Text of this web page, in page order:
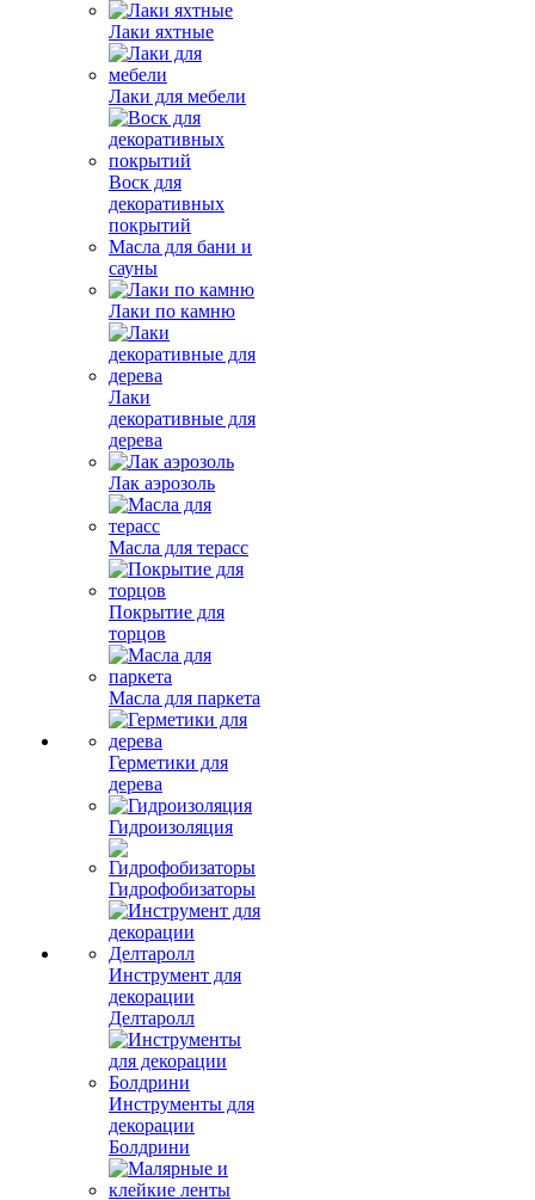
Лаки яхтные
Лаки для мебели
Воск для
декоративных
покрытий
Масла для бани и
сауны
Лаки по камню
Лаки
декоративные для
дерева
Лак аэрозоль
Масла для терасс
Покрытие для
торцов
Масла для паркета
Герметики для
дерева
Гидроизоляция
Гидрофобизаторы
Инструмент для
декорации
Делтаролл
Инструменты для
декорации
Болдрини